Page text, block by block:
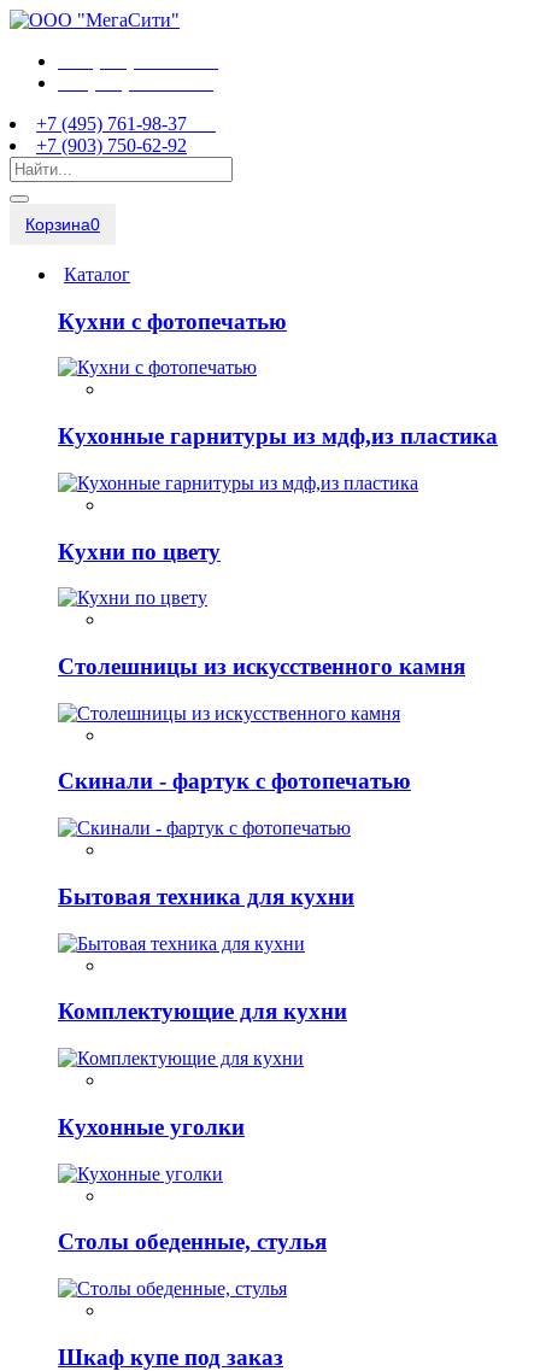
+7 (495) 761-98-37
+7 (903) 750-62-92
Корзина0
Каталог
Кухни с фотопечатью
Кухонные гарнитуры из мдф,из пластика
Кухни по цвету
Столешницы из искусственного камня
Скинали - фартук с фотопечатью
Бытовая техника для кухни
Комплектующие для кухни
Кухонные уголки
Столы обеденные, стулья
Шкаф купе под заказ